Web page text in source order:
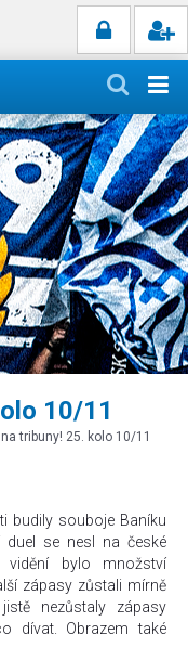
10/11
tribuny! 25. kolo 10/11
budily souboje Baníku
duel se nesl na české
bylo množství
zápasy zůstali mírně
nezůstaly zápasy
dívat. Obrazem také